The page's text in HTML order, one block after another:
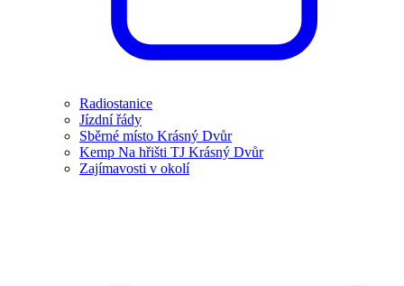
Radiostanice
Jízdní řády
Sběrné místo Krásný Dvůr
Kemp Na hřišti TJ Krásný Dvůr
Zajímavosti v okolí